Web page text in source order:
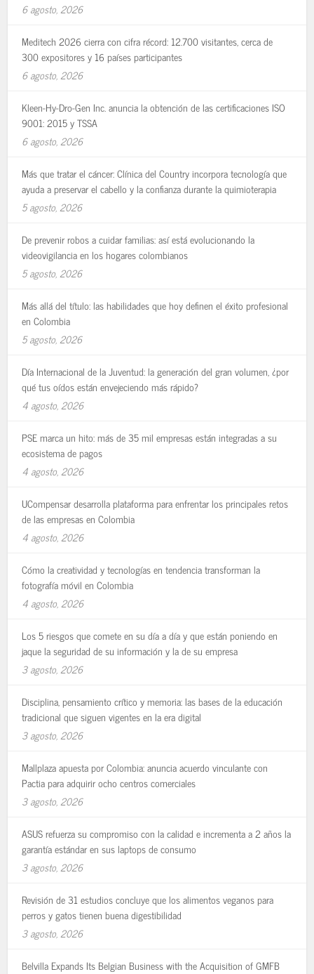
6 agosto, 2026
Meditech 2026 cierra con cifra récord: 12.700 visitantes, cerca de
300 expositores y 16 países participantes
6 agosto, 2026
Kleen-Hy-Dro-Gen Inc. anuncia la obtención de las certificaciones ISO
9001: 2015 y TSSA
6 agosto, 2026
Más que tratar el cáncer: Clínica del Country incorpora tecnología que
ayuda a preservar el cabello y la confianza durante la quimioterapia
5 agosto, 2026
De prevenir robos a cuidar familias: así está evolucionando la
videovigilancia en los hogares colombianos
5 agosto, 2026
Más allá del título: las habilidades que hoy definen el éxito profesional
en Colombia
5 agosto, 2026
Día Internacional de la Juventud: la generación del gran volumen, ¿por
qué tus oídos están envejeciendo más rápido?
4 agosto, 2026
PSE marca un hito: más de 35 mil empresas están integradas a su
ecosistema de pagos
4 agosto, 2026
UCompensar desarrolla plataforma para enfrentar los principales retos
de las empresas en Colombia
4 agosto, 2026
Cómo la creatividad y tecnologías en tendencia transforman la
fotografía móvil en Colombia
4 agosto, 2026
Los 5 riesgos que comete en su día a día y que están poniendo en
jaque la seguridad de su información y la de su empresa
3 agosto, 2026
Disciplina, pensamiento crítico y memoria: las bases de la educación
tradicional que siguen vigentes en la era digital
3 agosto, 2026
Mallplaza apuesta por Colombia: anuncia acuerdo vinculante con
Pactia para adquirir ocho centros comerciales
3 agosto, 2026
ASUS refuerza su compromiso con la calidad e incrementa a 2 años la
garantía estándar en sus laptops de consumo
3 agosto, 2026
Revisión de 31 estudios concluye que los alimentos veganos para
perros y gatos tienen buena digestibilidad
3 agosto, 2026
Belvilla Expands Its Belgian Business with the Acquisition of GMFB